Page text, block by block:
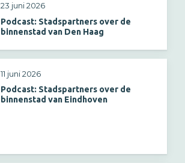
Podcast: Stadspartners over de
binnenstad van Den Haag
23 juni 2026
Podcast: Stadspartners over de
binnenstad van Eindhoven
11 juni 2026